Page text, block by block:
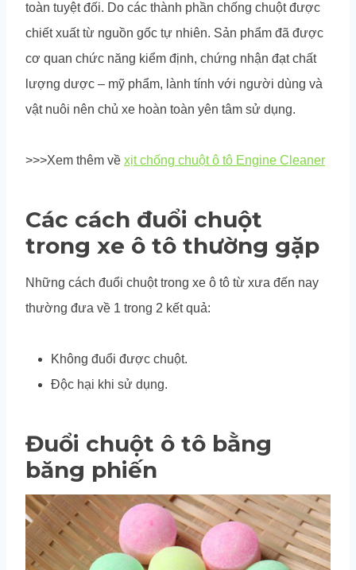
toàn tuyệt đối. Do các thành phần chống chuột được
chiết xuất từ nguồn gốc tự nhiên. Sản phẩm đã được
cơ quan chức năng kiểm định, chứng nhận đạt chất
lượng dược – mỹ phẩm, lành tính với người dùng và
vật nuôi nên chủ xe hoàn toàn yên tâm sử dụng.
>>>Xem thêm về xịt chống chuột ô tô Engine Cleaner
Các cách đuổi chuột
trong xe ô tô thường gặp
Những cách đuổi chuột trong xe ô tô từ xưa đến nay
thường đưa về 1 trong 2 kết quả:
Không đuổi được chuột.
Độc hại khi sử dụng.
Đuổi chuột ô tô bằng
băng phiến